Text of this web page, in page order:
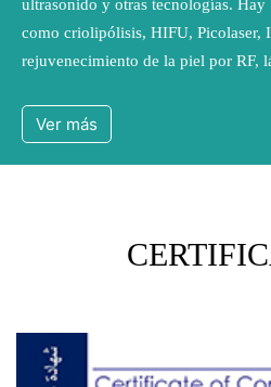
ultrasonido y otras tecnologías. Hay
como criolipólisis, HIFU, Picolaser,
rejuvenecimiento de la piel por RF,
y sistema de ultracavitación, etc.
producción internacionalmente
Ver más